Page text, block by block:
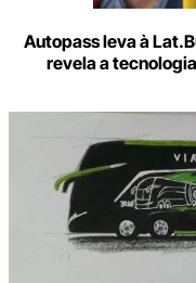
Autopass leva à
revela a